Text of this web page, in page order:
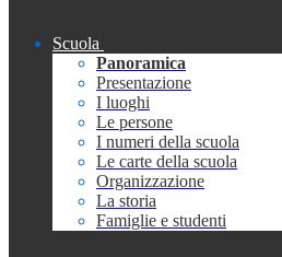
Scuola
Panoramica
Presentazione
I luoghi
Le persone
I numeri della scuola
Le carte della scuola
Organizzazione
La storia
Famiglie e studenti